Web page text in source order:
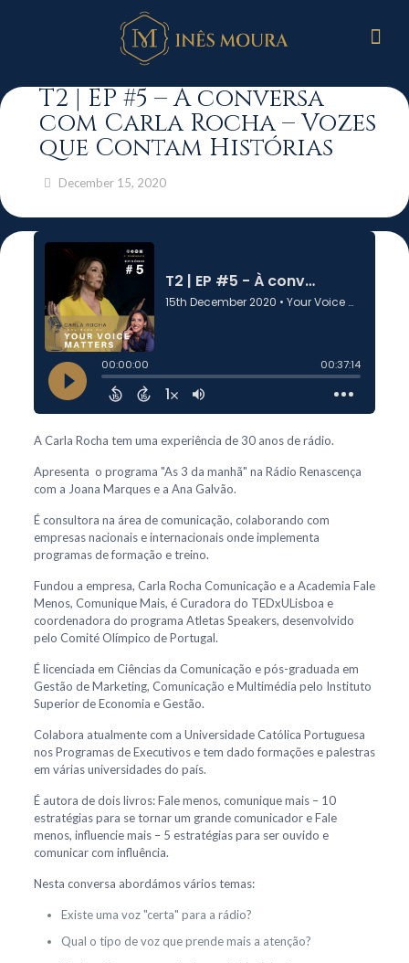
T2 | EP #5 – À conversa
com Carla Rocha – Vozes
que Contam Histórias
December 15, 2020
A Carla Rocha tem uma experiência de 30 anos de rádio.
Apresenta o programa "As 3 da manhã" na Rádio Renascença
com a Joana Marques e a Ana Galvão.
É consultora na área de comunicação, colaborando com
empresas nacionais e internacionais onde implementa
programas de formação e treino.
Fundou a empresa, Carla Rocha Comunicação e a Academia Fale
Menos, Comunique Mais, é Curadora do TEDxULisboa e
coordenadora do programa Atletas Speakers, desenvolvido
pelo Comité Olímpico de Portugal.
É licenciada em Ciências da Comunicação e pós-graduada em
Gestão de Marketing, Comunicação e Multimédia pelo Instituto
Superior de Economia e Gestão.
Colabora atualmente com a Universidade Católica Portuguesa
nos Programas de Executivos e tem dado formações e palestras
em várias universidades do país.
É autora de dois livros: Fale menos, comunique mais – 10
estratégias para se tornar um grande comunicador e Fale
menos, influencie mais – 5 estratégias para ser ouvido e
comunicar com influência.
Nesta conversa abordámos vários temas:
Existe uma voz "certa" para a rádio?
Qual o tipo de voz que prende mais a atenção?